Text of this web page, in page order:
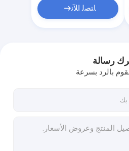
ﺎﺘﺼﻟ ﺍﻶﻧ
رسالة
بالرد بسرعة